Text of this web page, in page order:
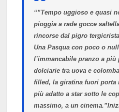
“”Tempo uggioso e quasi
pioggia a rade gocce
rincorse dal pigro
Una Pasqua con poco o
l’immancabile pranzo a più
dolciarie tra uova e
filled, la giratina fuori porta
più adatto a star sotto le
massimo, a un cinema.”